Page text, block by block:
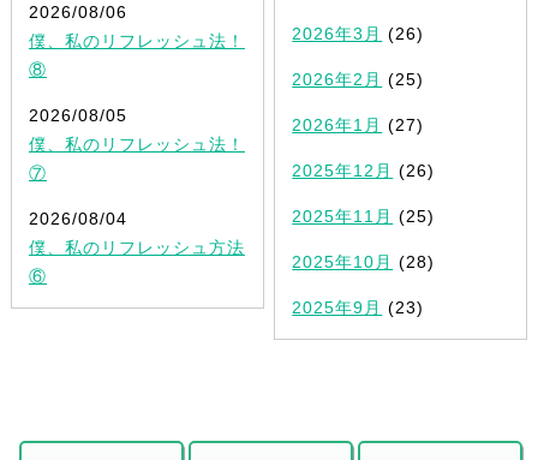
2026/08/06
僕、私のリフレッシュ法！
⑧
2026/08/05
僕、私のリフレッシュ法！
⑦
2026/08/04
僕、私のリフレッシュ方法
⑥
2026年3月 (26)
2026年2月 (25)
2026年1月 (27)
2025年12月 (26)
2025年11月 (25)
2025年10月 (28)
2025年9月 (23)